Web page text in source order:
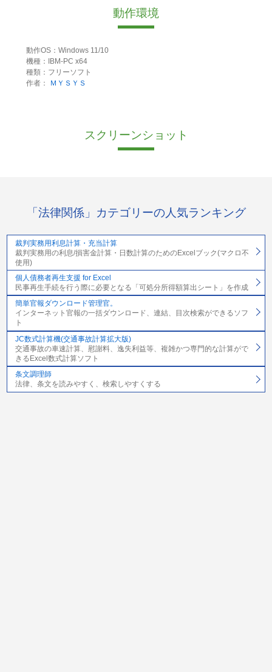
動作環境
動作OS：Windows 11/10
機種：IBM-PC x64
種類：フリーソフト
作者：
ＭＹＳＹＳ
スクリーンショット
「法律関係」カテゴリーの人気ランキング
裁判実務用利息計算・充当計算
裁判実務用の利息/損害金計算・日数計算のためのExcelブック(マクロ不
使用)
個人債務者再生支援 for Excel
民事再生手続を行う際に必要となる「可処分所得額算出シート」を作成
簡単官報ダウンロード管理官。
インターネット官報の一括ダウンロード、連結、目次検索ができるソフ
ト
JC数式計算機(交通事故計算拡大版)
交通事故の車速計算、慰謝料、逸失利益等、複雑かつ専門的な計算がで
きるExcel数式計算ソフト
条文調理師
法律、条文を読みやすく、検索しやすくする